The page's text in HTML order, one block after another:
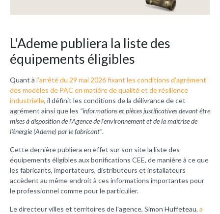
L'Ademe publiera la liste des
équipements éligibles
Quant à l'arrêté du 29 mai 2026 fixant les conditions d'agrément
des modèles de PAC en matière de qualité et de résilience
industrielle, il définit les conditions de la délivrance de cet
agrément ainsi que les "informations et pièces justificatives devant être
mises à disposition de l'Agence de l'environnement et de la maîtrise de
l'énergie (Ademe) par le fabricant".
Cette dernièrepubliera en effet sur son site la liste des
équipements éligibles aux bonifications CEE, de manière à ce que
les fabricants, importateurs, distributeurs et installateurs
accèdent au même endroit à ces informations importantes pour
le professionnel comme pour le particulier.
L e directeur villes et territoires de l'agence, Simon Huffeteau, a